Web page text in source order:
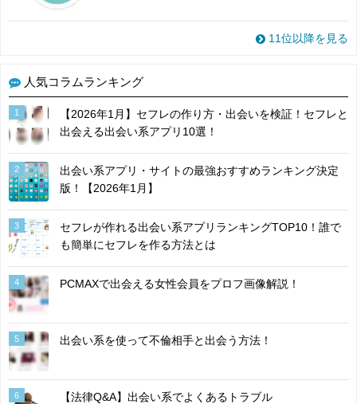
11位以降を見る
人気コラムランキング
1
【2026年1月】セフレの作り方・出会いを検証！セフレと
出会える出会い系アプリ10選！
2
出会い系アプリ・サイトの最強おすすめランキング決定
版！【2026年1月】
3
セフレが作れる出会い系アプリランキングTOP10！誰で
も簡単にセフレを作る方法とは
4 PCMAXで出会える女性会員をプロフ画像解説！
5 出会い系を使って不倫相手と出会う方法！
6 【法律Q&A】出会い系でよくあるトラブル